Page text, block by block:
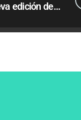
edición de
Niño